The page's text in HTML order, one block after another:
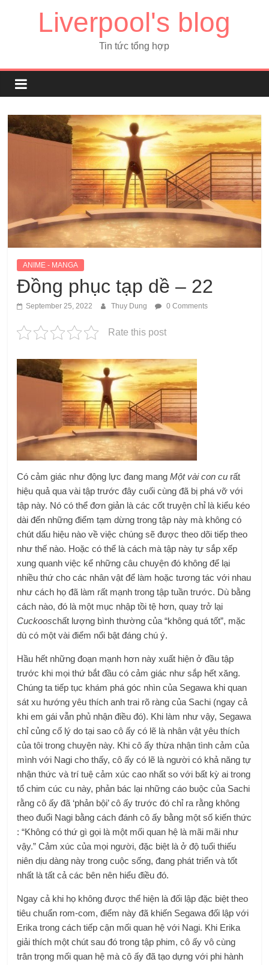
Liverpool's blog
Tin tức tổng hợp
ANIME - MANGA
Đồng phục tạp dề – 22
September 25, 2022 Thuy Dung 0 Comments
Rate this post
Có cảm giác như động lực đang mangMột vài con cu rất
hiệu quả qua vài tập trước đây cuối cùng đã bị phá vỡ với
tập này. Nó có thể đơn giản là các cốt truyện chỉ là kiểu kéo
dài đến những điểm tạm dừng trong tập này mà không có
chút dấu hiệu nào về việc chúng sẽ được theo dõi tiếp theo
như thế nào. Hoặc có thể là cách mà tập này tự sắp xếp
xung quanh việc kể những câu chuyện đó không để lại
nhiều thứ cho các nhân vật để làm hoặc tương tác với nhau
như cách họ đã làm rất mạnh trong tập tuần trước. Dù bằng
cách nào, đó là một mục nhập tồi tệ hơn, quay trở lại
Cuckooschất lượng bình thường của “không quá tốt”, mặc
dù có một vài điểm nổi bật đáng chú ý.
Hầu hết những đoạn mạnh hơn này xuất hiện ở đầu tập
trước khi mọi thứ bắt đầu có cảm giác như sắp hết xăng.
Chúng ta tiếp tục khám phá góc nhìn của Segawa khi quan
sát xu hướng yêu thích anh trai rõ ràng của Sachi (ngay cả
khi em gái vẫn phủ nhận điều đó). Khi làm như vậy, Segawa
chỉ củng cố lý do tại sao cô ấy có lẽ là nhân vật yêu thích
của tôi trong chuyện này. Khi cô ấy thừa nhận tình cảm của
mình với Nagi cho thấy, cô ấy có lẽ là người có khả năng tự
nhận thức và trí tuệ cảm xúc cao nhất so với bất kỳ ai trong
tổ chim cúc cu này, phản bác lại những cáo buộc của Sachi
rằng cô ấy đã ‘phản bội’ cô ấy trước đó chỉ ra rằng không
theo đuổi Nagi bằng cách đánh cô ấy bằng một số kiến ​​thức
: “Không có thứ gì gọi là một mối quan hệ là mãi mãi như
vậy.” Cảm xúc của mọi người, đặc biệt là ở độ tuổi thiếu
niên dịu dàng này trong cuộc sống, đang phát triển và tốt
nhất là tất cả các bên nên hiểu điều đó.
Ngay cả khi họ không được thể hiện là đối lập đặc biệt theo
tiêu chuẩn rom-com, điểm này đã khiến Segawa đối lập với
Erika trong cách tiếp cận mối quan hệ với Nagi. Khi Erika
giải thích một chút sau đó trong tập phim, cô ấy vô cùng
trân trọng mối quan hệ mà cô ấy đã tạo dựng với phi hành